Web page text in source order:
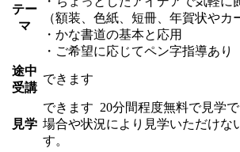
テー
マ
（額装、色紙、短冊、年賀状やカ
・かな書道の基本と応用
・ご希望に応じてペン字指導あり
途中
受講
できます
見学
できます 20分間程度無料で見学
場合や状況により見学いただけな
す。